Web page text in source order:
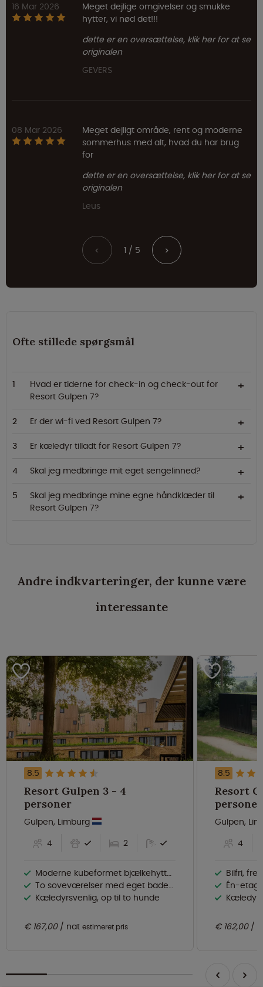
16 Mar 2026
Meget dejlige omgivelser og smukke
hytter, vi nød det!!!
dette er en oversættelse, klik her for at se
originalen
GEVERS
08 Mar 2026
Meget dejligt område, rent og moderne
sommerhus med alt, hvad du har brug
for
dette er en oversættelse, klik her for at se
originalen
Leus
< 1 / 5 >
Ofte stillede spørgsmål
Hvad er tiderne for check-in og check-out for
Resort Gulpen 7?
Er der wi-fi ved Resort Gulpen 7?
Er kæledyr tilladt for Resort Gulpen 7?
Skal jeg medbringe mit eget sengelinned?
Skal jeg medbringe mine egne håndklæder til
Resort Gulpen 7?
Andre indkvarteringer, der kunne være
interessante
8.5
Resort Gulpen 3 - 4
personer
Gulpen, Limburg
4
2
Moderne kubeformet bjælkehytte på en skråning
To soveværelser med eget badeværelse
Kæledyrsvenlig, op til to hunde
€ 167,00 nat estimeret pris
8.5
Resort
personer
Gulpen,
4
Bilfri,
Én-
€ 162,00